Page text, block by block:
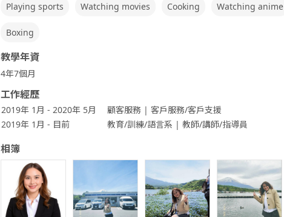
Playing sports Watching movies Cooking Watching anime
Boxing
教學年資
4年7個月
工作經歷
2019年 1月 - 2020年 5月
顧客服務 | 客戶服務/客戶支援
2019年 1月 - 目前
教育/訓練/語言系 | 教師/講師/指導員
相簿